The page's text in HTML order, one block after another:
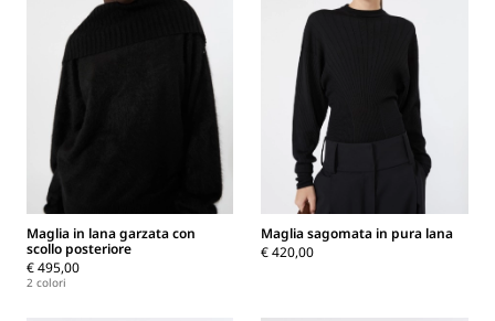
Maglia in lana garzata con
scollo posteriore
€ 495,00
2 colori
Maglia sagomata in pura lana
€ 420,00